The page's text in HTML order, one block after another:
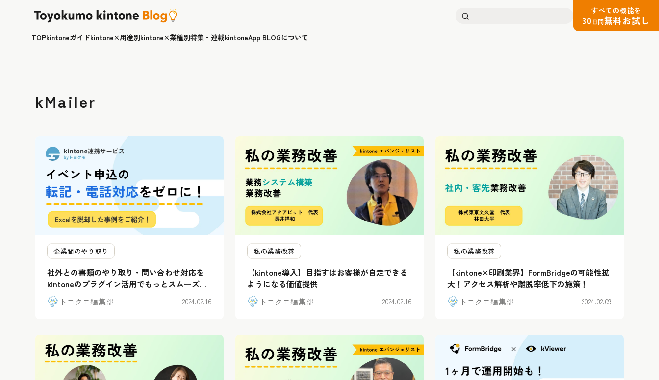
検
すべての機能を
30 日間無料お試し
TOPkintoneガイドkintone×用途別kintone×業種別特集・連載kintoneApp BLOGについて
kMailer
企業間のやり取り
社外との書類のやり取り・問い合わせ対応を
kintoneのプラグイン活用でもっとスムーズ
に！ トヨクモ編集部 2024.02.16
私の業務改善
【kintone導入】目指すはお客様が自走できる
ようになる価値提供
トヨクモ編集部
2024.02.16
私の業務改善
【kintone×印刷業界】FormBridgeの可能性拡
大！アクセス解析や離脱率低下の施策！
トヨクモ編集部
2024.02.09